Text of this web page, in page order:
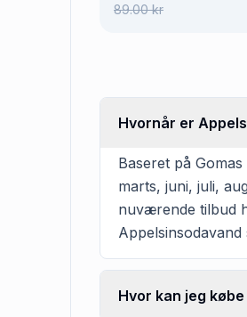
89.00kr
Hvornår er
Baseret på
marts, juni, juli,
nuværende tilbud
Hvor kan jeg